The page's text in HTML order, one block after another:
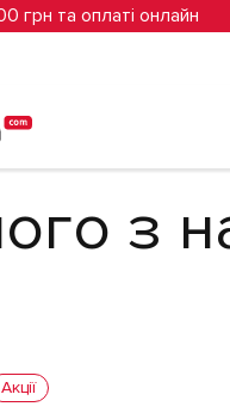
грн та оплаті онлайн
з
Акції